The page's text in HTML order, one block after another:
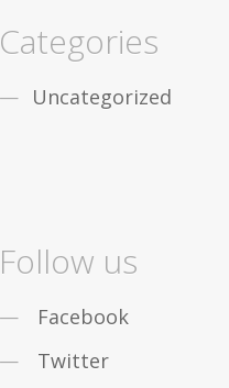
Categories
Uncategorized
Follow us
Facebook
Twitter